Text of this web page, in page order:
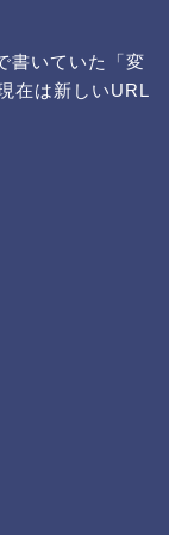
書いていた「変
在は新しいURL